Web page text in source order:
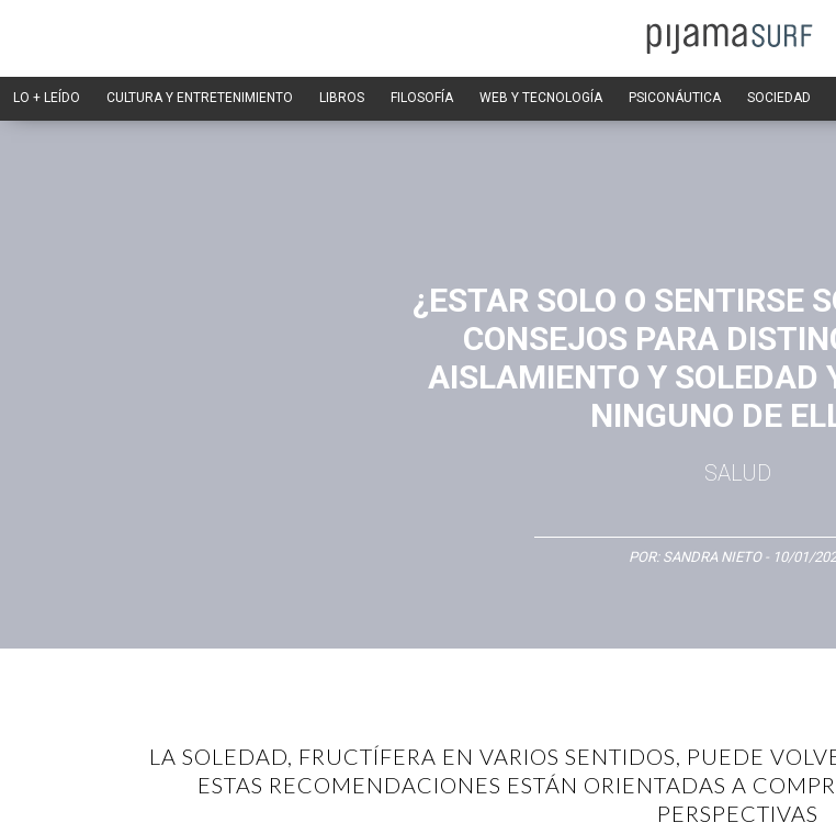
LO + LEÍDO CULTURA Y ENTRETENIMIENTO LIBROS FILOSOFÍA WEB Y TECNOLOGÍA PSICONÁUTICA SOCIEDAD
¿ESTAR SOLO O SENTIRSE
CONSEJOS PARA
AISLAMIENTO Y SOLEDAD
NINGUNO DE
SALUD
POR: SANDRA NIETO- 10/01/
LA SOLEDAD, FRUCTÍFERA EN VARIOS SENTIDOS, PUEDE
ESTAS RECOMENDACIONES ESTÁN ORIENTADAS A
PERSPECTIVAS